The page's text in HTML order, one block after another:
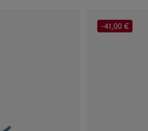
-41,00 €